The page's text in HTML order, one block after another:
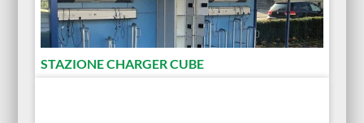
STAZIONE CHARGER CUBE